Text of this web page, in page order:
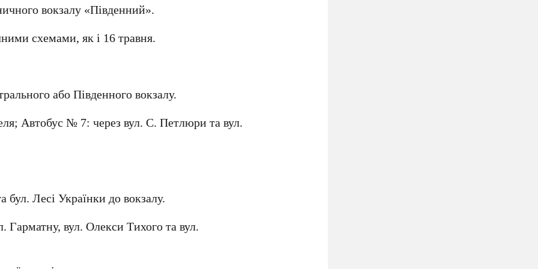
вокзалу «Південний».
схемами, як і 16 травня.
абоПівденного вокзалу.
; Автобус№ 7: черезвул. С. Петлюритавул.
бул. Лесі Українкидо вокзалу.
Гарматну,вул. Олекси Тихоготавул.